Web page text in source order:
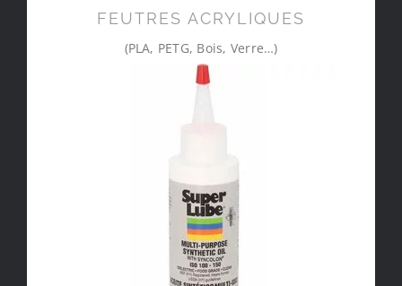
FEUTRES ACRYLIQUES
(PLA, PETG, Bois, Verre…)